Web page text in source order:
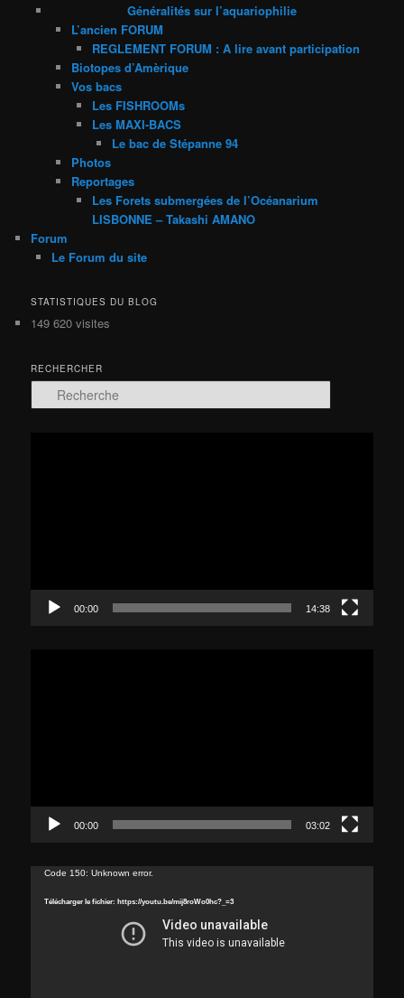
Généralités sur l’aquariophilie
L’ancien FORUM
REGLEMENT FORUM : A lire avant participation
Biotopes d’Amèrique
Vos bacs
Les FISHROOMs
Les MAXI-BACS
Le bac de Stépanne 94
Photos
Reportages
Les Forets submergées de l’Océanarium
LISBONNE – Takashi AMANO
Forum
Le Forum du site
STATISTIQUES DU BLOG
149 620 visites
RECHERCHER
e
00:00 14:38
00:00 03:02
Lecteur
Code 150: Unknown error.
Télécharger le fichier: https://youtu.be/mij8roWo0hc?_=3